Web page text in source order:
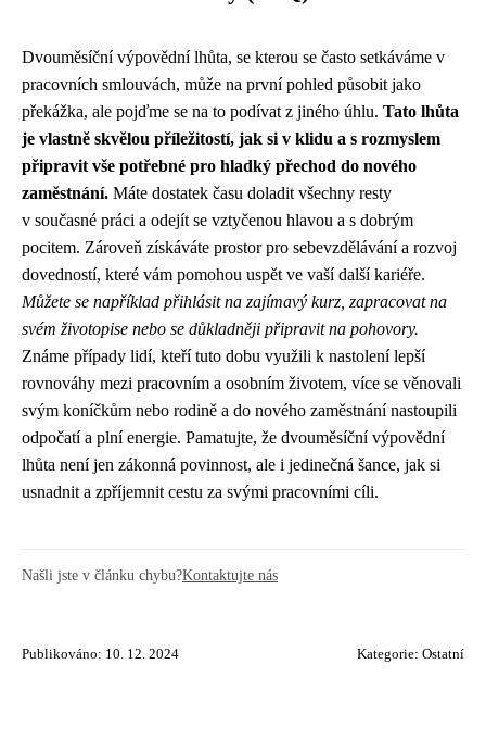
Dvouměsíční výpovědní lhůta, se kterou se často setkáváme v
pracovních smlouvách, může na první pohled působit jako
překážka, ale pojďme se na to podívat z jiného úhlu. Tato lhůta
je vlastně skvělou příležitostí, jak si v klidu a s rozmyslem
připravit vše potřebné pro hladký přechod do nového
zaměstnání. Máte dostatek času doladit všechny resty
v současné práci a odejít se vztyčenou hlavou a s dobrým
pocitem. Zároveň získáváte prostor pro sebevzdělávání a rozvoj
dovedností, které vám pomohou uspět ve vaší další kariéře.
Můžete se například přihlásit na zajímavý kurz, zapracovat na
svém životopise nebo se důkladněji připravit na pohovory.
Známe případy lidí, kteří tuto dobu využili k nastolení lepší
rovnováhy mezi pracovním a osobním životem, více se věnovali
svým koníčkům nebo rodině a do nového zaměstnání nastoupili
odpočatí a plní energie. Pamatujte, že dvouměsíční výpovědní
lhůta není jen zákonná povinnost, ale i jedinečná šance, jak si
usnadnit a zpříjemnit cestu za svými pracovními cíli.
Našli jste v článku chybu?Kontaktujte nás
Publikováno: 10. 12. 2024 Kategorie: Ostatní